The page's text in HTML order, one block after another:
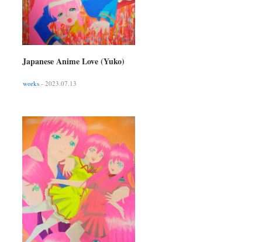
Japanese Anime Love (Yuko)
works - 2023.07.13